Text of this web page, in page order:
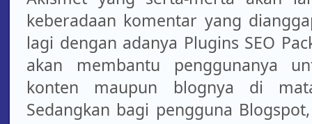
keberadaan komentar yang
lagi dengan adanya Plugins SEO
akan membantu penggunanya
konten maupun blognya di
Sedangkan bagi pengguna